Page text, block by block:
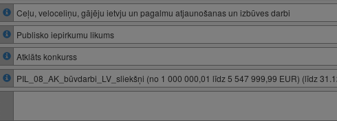
Ceļu, veloceliņu, gājēju ietvju un pagalmu atjaunošanas un izbūves darbi
Publisko iepirkumu likums
Atklāts konkurss
PIL_08_AK_būvdarbi_LV_sliekšņi (no 1 000 000,01 līdz 5 547 999,99 EUR) (līdz